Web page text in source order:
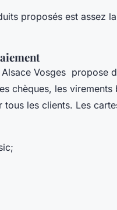
proposés est assez
Vosges propose
chèques, les
tous les clients. Les